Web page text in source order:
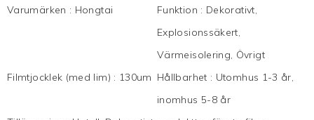
Varumärken : Hongtai Funktion : Dekorativt,
Explosionssäkert,
Värmeisolering, Övrigt
Filmtjocklek (med lim) : 130um Hållbarhet : Utomhus 1-3 år,
inomhus 5-8 år